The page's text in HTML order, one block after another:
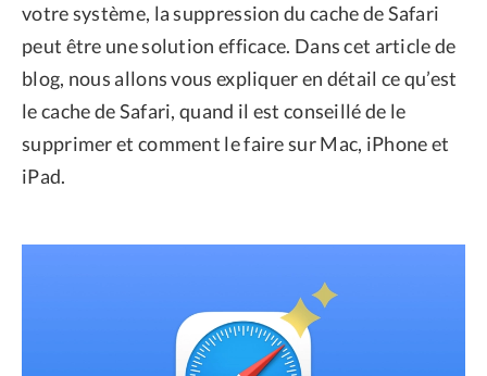
votre système, la suppression du cache de Safari
peut être une solution efficace. Dans cet article de
blog, nous allons vous expliquer en détail ce qu’est
le cache de Safari, quand il est conseillé de le
supprimer et comment le faire sur Mac, iPhone et
iPad.